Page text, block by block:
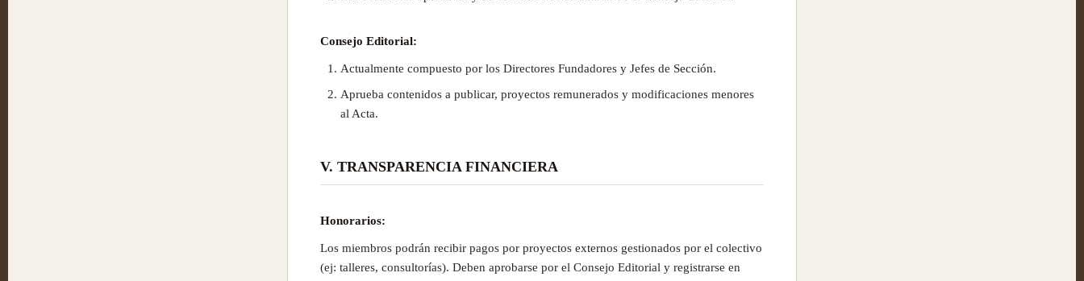
Consejo Editorial:
Actualmente compuesto por los Directores Fundadores y Jefes de Sección.
Aprueba contenidos a publicar, proyectos remunerados y modificaciones menores
al Acta.
V. TRANSPARENCIA FINANCIERA
Honorarios:
Los miembros podrán recibir pagos por proyectos externos gestionados por el colectivo
(ej: talleres, consultorías). Deben aprobarse por el Consejo Editorial y registrarse en